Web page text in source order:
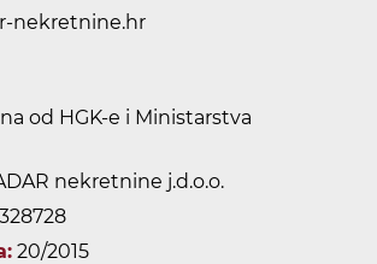
nekretnine.hr
od HGK-e i Ministarstva
nekretnine j.d.o.o.
20/2015